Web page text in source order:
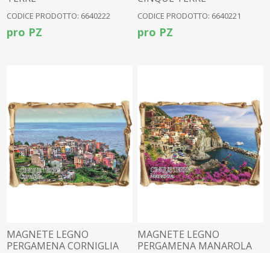
CODICE PRODOTTO: 6640222
pro PZ
CODICE PRODOTTO: 6640221
pro PZ
MAGNETE LEGNO
PERGAMENA CORNIGLIA
MAGNETE LEGNO
PERGAMENA MANAROLA